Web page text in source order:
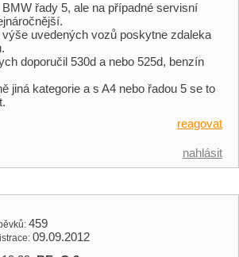
řady 5, ale na případné servisní
uvedených vozů poskytne zdaleka
doporučil 530d a nebo 525d, benzín
jiná kategorie a s A4 nebo řadou 5 se to
reagovat
nahlásit
459
09.09.2012